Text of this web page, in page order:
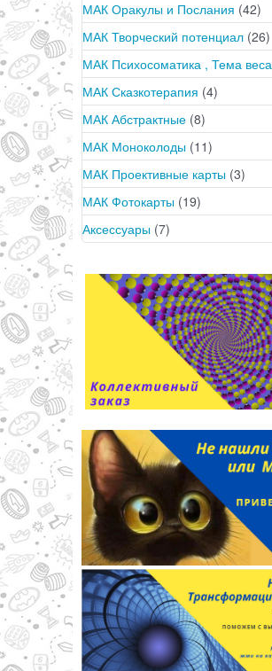
МАК Оракулы и Послания (42)
МАК Творческий потенциал (26)
МАК Психосоматика , Тема веса
МАК Сказкотерапия (4)
МАК Абстрактные (8)
МАК Моноколоды (11)
МАК Проективные карты (3)
МАК Фотокарты (19)
Аксессуары (7)